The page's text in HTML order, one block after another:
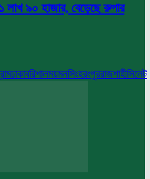
লাখ ৯০ হাজার, বেড়েছে রুপার
ঢাকাবরিশালময়মনসিংহরংপুররাজশাহীসিলেট